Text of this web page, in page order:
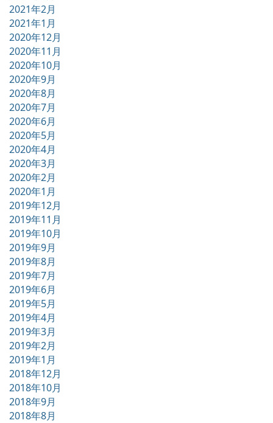
2021年2月
2021年1月
2020年12月
2020年11月
2020年10月
2020年9月
2020年8月
2020年7月
2020年6月
2020年5月
2020年4月
2020年3月
2020年2月
2020年1月
2019年12月
2019年11月
2019年10月
2019年9月
2019年8月
2019年7月
2019年6月
2019年5月
2019年4月
2019年3月
2019年2月
2019年1月
2018年12月
2018年10月
2018年9月
2018年8月